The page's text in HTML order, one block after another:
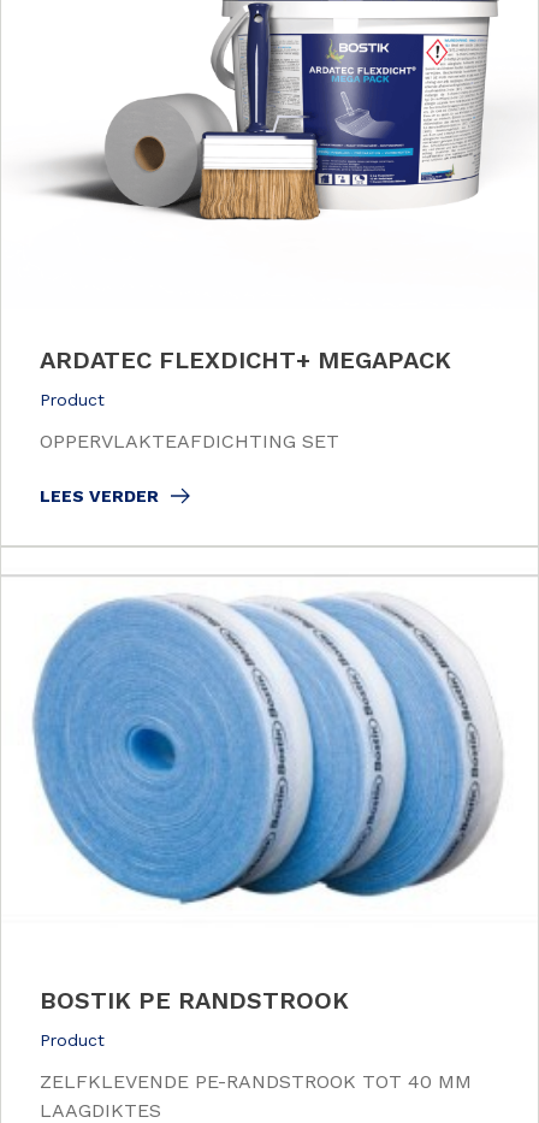
ARDATEC FLEXDICHT+ MEGAPACK
Product
OPPERVLAKTEAFDICHTING SET
LEES VERDER
BOSTIK PE RANDSTROOK
Product
ZELFKLEVENDE PE-RANDSTROOK TOT 40 MM
LAAGDIKTES